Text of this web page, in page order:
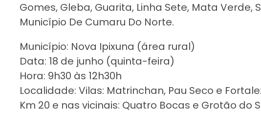
Gomes, Gleba, Guarita, Linha Sete, Mata Verde,
Município De Cumaru Do Norte.
Município: Nova Ipixuna (área rural)
Data: 18 de junho (quinta-feira)
Hora: 9h30 às 12h30h
Localidade: Vilas: Matrinchan, Pau Seco e
Km 20 e nas vicinais: Quatro Bocas e Grotão do